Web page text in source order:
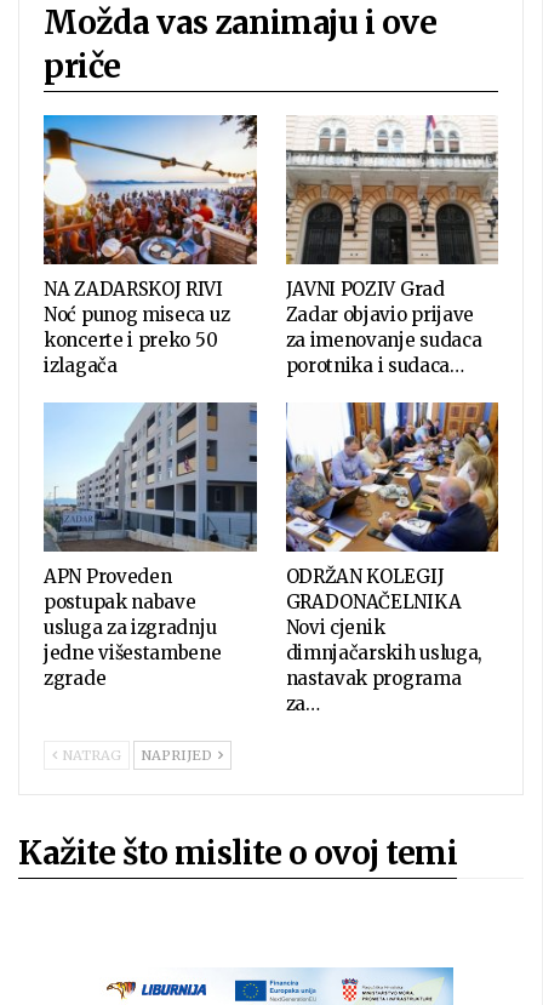
Možda vas zanimaju i ove
priče
NA ZADARSKOJ RIVI
Noć punog miseca uz
koncerte i preko 50
izlagača
JAVNI POZIV Grad
Zadar objavio prijave
za imenovanje sudaca
porotnika i sudaca…
APN Proveden
postupak nabave
usluga za izgradnju
jedne višestambene
zgrade
ODRŽAN KOLEGIJ
GRADONAČELNIKA
Novi cjenik
dimnjačarskih usluga,
nastavak programa
za…
NATRAG NAPRIJED
Kažite što mislite o ovoj temi